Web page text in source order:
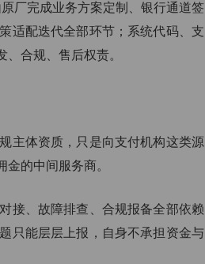
厂完成业务方案定制、银行通道签
适配迭代全部环节；系统代码、支
合规、售后权责。
主体资质，只是向支付机构这类源
的中间服务商。
、故障排查、合规报备全部依赖
只能层层上报，自身不承担资金与